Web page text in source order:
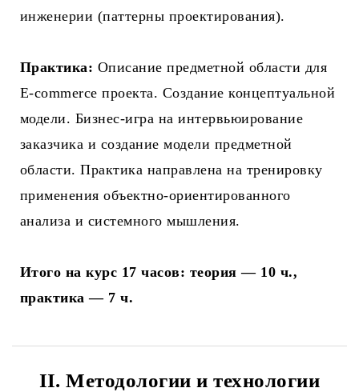
инженерии (паттерны проектирования).
Практика: Описание предметной области для
E-commerce проекта. Создание концептуальной
модели. Бизнес-игра на интервьюирование
заказчика и создание модели предметной
области. Практика направлена на тренировку
применения объектно-ориентированного
анализа и системного мышления.
Итого на курс 17 часов: теория — 10 ч.,
практика — 7 ч.
II. Методологии и технологии